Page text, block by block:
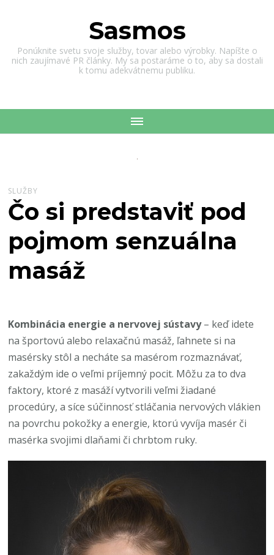
Sasmos
Ponúknite svetu svoje služby, tovar alebo výrobky. Napíšte o
nich zaujímavé PR články. My sa postaráme o to, aby sa dostali
k tomu adekvátnemu publiku.
SLUŽBY
Čo si predstaviť pod
pojmom senzuálna
masáž
Kombinácia energie a nervovej sústavy– keď idete
na športovú alebo relaxačnú masáž, ľahnete si na
masérsky stôl a necháte sa masérom rozmaznávať,
zakaždým ide o veľmi príjemný pocit. Môžu za to dva
faktory, ktoré z masáží vytvorili veľmi žiadané
procedúry, a síce súčinnosť stláčania nervových vlákien
na povrchu pokožky a energie, ktorú vyvíja masér či
masérka svojimi dlaňami či chrbtom ruky.